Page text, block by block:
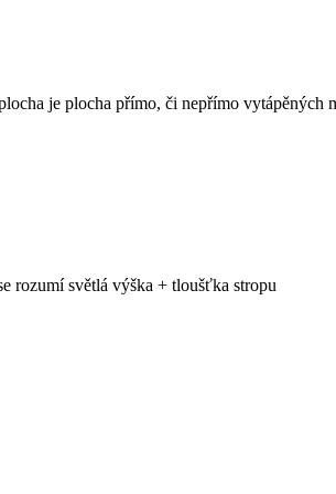
je plocha přímo, či nepřímo vytápěných
rozumí světlá výška + tloušťka stropu